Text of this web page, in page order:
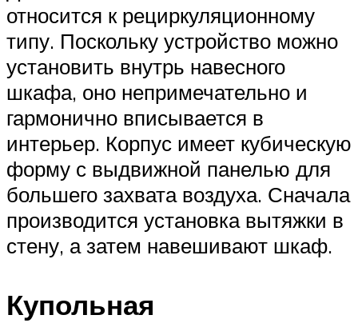
относится к рециркуляционному
типу. Поскольку устройство можно
установить внутрь навесного
шкафа, оно непримечательно и
гармонично вписывается в
интерьер. Корпус имеет кубическую
форму с выдвижной панелью для
большего захвата воздуха. Сначала
производится установка вытяжки в
стену, а затем навешивают шкаф.
Купольная